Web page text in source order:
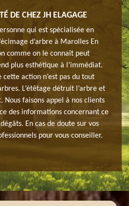
DE CHEZ JH ELAGAGE
qui est spécialisée en
d’arbre à Marolles En
comme on le connaît peut
plus esthétique à l’immédiat.
cette action n’est pas du tout
L’étêtage détruit l’arbre et
Nous faisons appel à nos clients
des informations concernant ce
En cas de doute sur vos
pour vous conseiller.
ne
si